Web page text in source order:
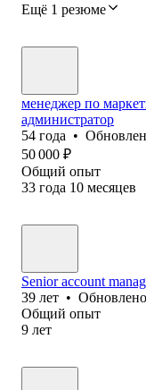
Ещё 1 резюме
менеджер по
администратор
54 года •
50 000 ₽
Общий опыт
33 года 10 месяцев
Senior account
39 лет • Обновлено
Общий опыт
9 лет